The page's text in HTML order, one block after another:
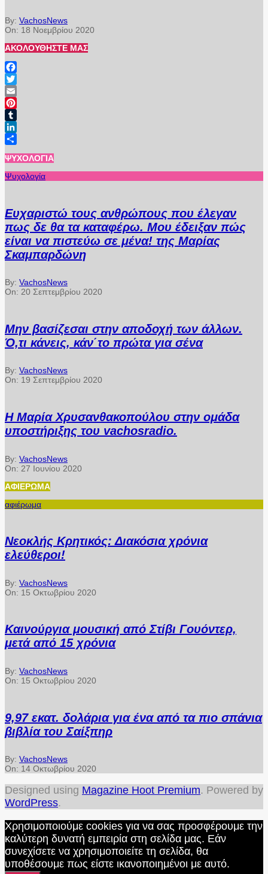
By: VachosNews
On: 18 Νοεμβρίου 2020
ΑΚΟΛΟΥΘΉΣΤΕ ΜΑΣ
Facebook
Twitter
Email
Pinterest
Tumblr
LinkedIn
ΨΥΧΟΛΟΓΊΑ
Ψυχολογία
Ευχαριστώ τους ανθρώπους που έλεγαν
πως δε θα τα καταφέρω. Μου έδειξαν πώς
είναι να πιστεύω σε μένα! της Μαρίας
Σκαμπαρδώνη
By: VachosNews
On: 20 Σεπτεμβρίου 2020
Μην βασίζεσαι στην αποδοχή των άλλων.
Ό,τι κάνεις, κάν΄το πρώτα για σένα
By: VachosNews
On: 19 Σεπτεμβρίου 2020
Η Μαρία Χρυσανθακοπούλου στην ομάδα
υποστήριξης του vachosradio.
By: VachosNews
On: 27 Ιουνίου 2020
ΑΦΙΈΡΩΜΑ
αφιέρωμα
Νεοκλής Κρητικός: Διακόσια χρόνια
ελεύθεροι!
By: VachosNews
On: 15 Οκτωβρίου 2020
Καινούργια μουσική από Στίβι Γουόντερ,
μετά από 15 χρόνια
By: VachosNews
On: 15 Οκτωβρίου 2020
9,97 εκατ. δολάρια για ένα από τα πιο σπάνια
βιβλία του Σαίξπηρ
By: VachosNews
On: 14 Οκτωβρίου 2020
Designed using Magazine Hoot Premium. Powered by
WordPress.
Χρησιμοποιούμε cookies για να σας προσφέρουμε την
καλύτερη δυνατή εμπειρία στη σελίδα μας. Εάν
συνεχίσετε να χρησιμοποιείτε τη σελίδα, θα
υποθέσουμε πως είστε ικανοποιημένοι με αυτό.